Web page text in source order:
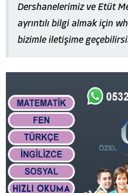
Dershanelerimiz ve Etüt
ayrıntılı bilgi almak için
bizimle iletişime